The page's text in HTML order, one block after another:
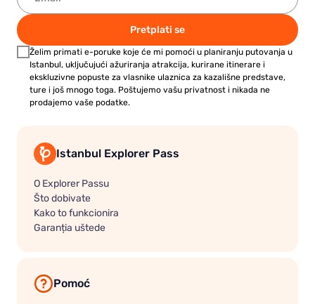
Pretplati se
Želim primati e-poruke koje će mi pomoći u planiranju putovanja u
Istanbul, uključujući ažuriranja atrakcija, kurirane itinerare i
ekskluzivne popuste za vlasnike ulaznica za kazališne predstave,
ture i još mnogo toga. Poštujemo vašu privatnost i nikada ne
prodajemo vaše podatke.
Istanbul Explorer Pass
O Explorer Passu
Što dobivate
Kako to funkcionira
Garanția uštede
Pomoć